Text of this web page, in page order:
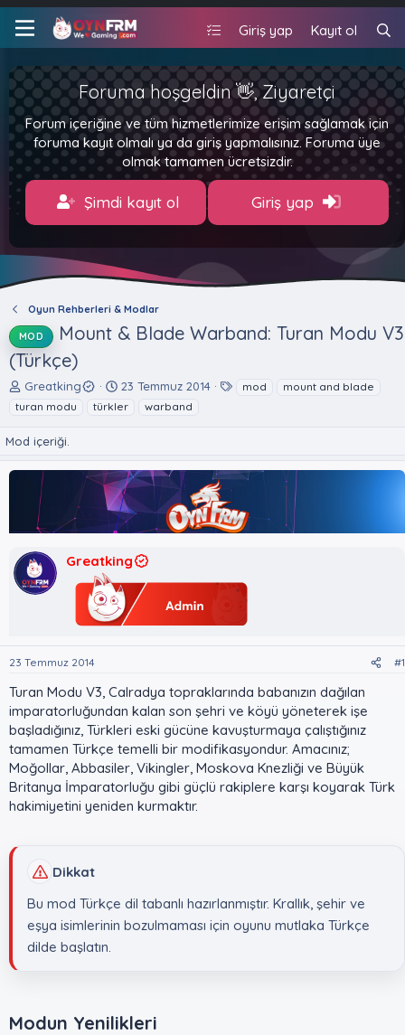
Giriş yap Kayıt ol
Foruma hoşgeldin 👋, Ziyaretçi
Forum içeriğine ve tüm hizmetlerimize erişim sağlamak için
foruma kayıt olmalı ya da giriş yapmalısınız. Foruma üye
olmak tamamen ücretsizdir.
Şimdi kayıt ol Giriş yap
Oyun Rehberleri & Modlar
MOD
Mount & Blade Warband: Turan Modu V3
(Türkçe)
K
u
y
l
t
a
n
Greatking
B
g
ı
ç
t
r
i
h
i
23 Temmuz 2014
r
mod
mount and blade
turan modu
türkler warband
Mod içeriği.
Greatking
23 Temmuz 2014 #1
Turan Modu V3, Calradya topraklarında babanızın dağılan
imparatorluğundan kalan son şehri ve köyü yöneterek işe
başladığınız, Türkleri eski gücüne kavuşturmaya çalıştığınız
tamamen Türkçe temelli bir modifikasyondur. Amacınız;
Moğollar, Abbasiler, Vikingler, Moskova Knezliği ve Büyük
Britanya İmparatorluğu gibi güçlü rakiplere karşı koyarak Türk
hakimiyetini yeniden kurmaktır.
Dikkat
Bu mod Türkçe dil tabanlı hazırlanmıştır. Krallık, şehir ve
eşya isimlerinin bozulmaması için oyunu mutlaka Türkçe
dilde başlatın.
Modun Yenilikleri​